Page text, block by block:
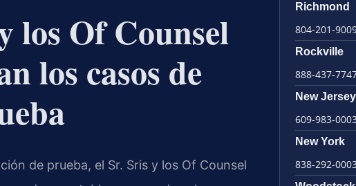
los Of Counsel
los casos de
de prueba, el Sr. Sris y los Of Counsel
Richmond
804-201-
Rockville
888-437-
New Jersey
609-983-0003
New York
838-292-0003